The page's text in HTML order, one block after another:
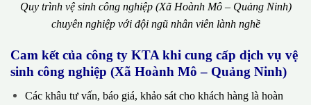
Quy trình vệ sinh công nghiệp (Xã Hoành Mô – Quảng Ninh)
chuyên nghiệp với đội ngũ nhân viên lành nghề
Cam kết của công ty KTA khi cung cấp dịch vụ vệ
sinh công nghiệp (Xã Hoành Mô – Quảng Ninh)
Các khâu tư vấn, báo giá, khảo sát cho khách hàng là hoàn